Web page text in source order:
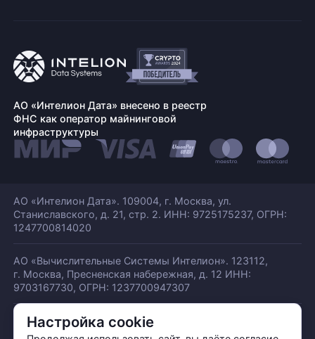
Настройка cookie
АО «Интелион Дата» внесено в реестр
ФНС как оператор майнинговой
инфраструктуры
АО «Интелион Дата». 109004, г. Москва, ул.
Станиславского, д. 21, стр. 2. ИНН: 9725175237, ОГРН:
1247700814020
АО «Вычислительные Системы Интелион». 123112,
г. Москва, Пресненская набережная, д. 12 ИНН:
9703167730, ОГРН: 1237700947307
© АО «ИНТЕЛИОН ДАТА» 2026
Политика обработки ПДн